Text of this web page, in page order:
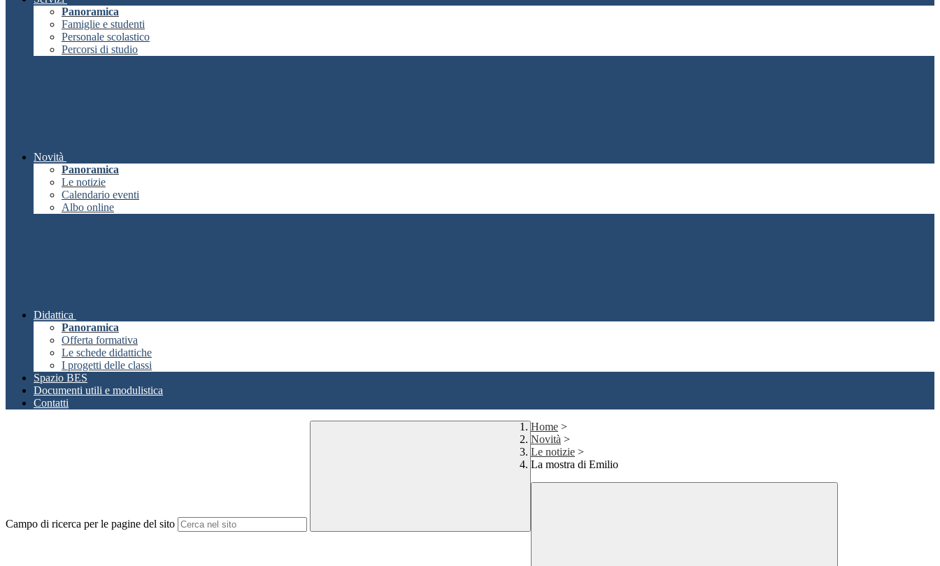
Panoramica
Famiglie e studenti
Personale scolastico
Percorsi di studio
Novità
Panoramica
Le notizie
Calendario eventi
Albo online
Didattica
Panoramica
Offerta formativa
Le schede didattiche
I progetti delle classi
Spazio BES
Documenti utili e modulistica
Contatti
Campo di ricerca per le pagine del sito
Home >
Novità >
Le notizie >
La mostra di Emilio